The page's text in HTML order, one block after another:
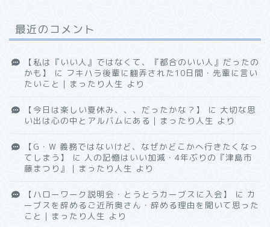
最近のコメント
【私は『いい人』ではなくて、『都合のいい人』だったの
かも】
に フキハラ後輩に翻弄された10日間・先輩に言い
たいこと｜まったり人生 より
【今日は楽しい夏休み、、、だったかな？】 に 大切な思
い出は心の中とアルバムにある｜まったり人生 より
【G・W 義務ではないけど、なぜかどこかへ行きたくなっ
てしまう】
に 人の記憶はいい加減・4年ぶりの『津島市
藤まつり』｜まったり人生 より
【ハローワーク説明会・とうとうカーブスに入会】 に カ
ーブスを辞めるご近所奥さん・辞める理由を聞いて思った
こと｜まったり人生 より